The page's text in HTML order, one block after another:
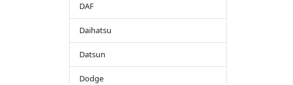
DAF
Daihatsu
Datsun
Dodge